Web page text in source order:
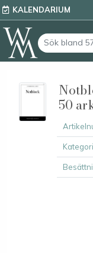
KALENDARIUM
50
Kategori